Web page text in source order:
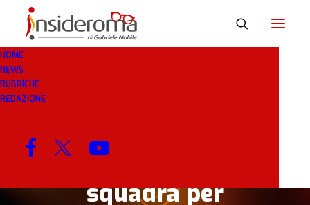
HOME
NEWS
RUBRICHE
REDAZIONE
26 SET 2020
contento di essere qui.
squadra per